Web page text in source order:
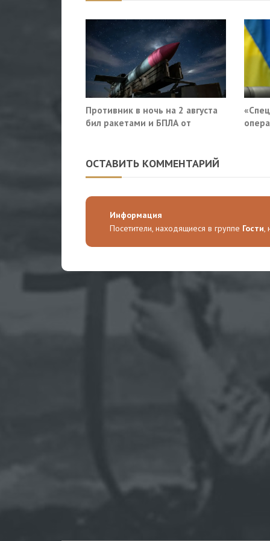
Противник в ночь на 2 августа
бил ракетами и БПЛА от
ОСТАВИТЬ КОММЕНТАРИЙ
Информация
Посетители, находящиеся в группе Гости